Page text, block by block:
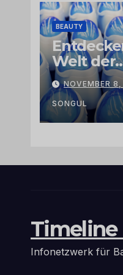
BEAUTY
Welt der
Arganöl,
und
NOVEMBER
SONGUL
Timeline
Infonetzwerk für